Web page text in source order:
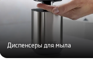
Диспенсеры для мыла